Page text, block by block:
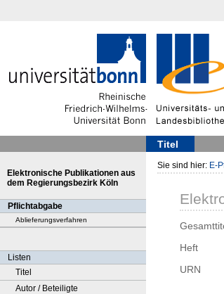
Titel
Elektronische Publikationen aus
dem Regierungsbezirk Köln
Pflichtabgabe
Ablieferungsverfahren
Listen
Titel
Autor / Beteiligte
Sie sind hier: E-
Heft
URN